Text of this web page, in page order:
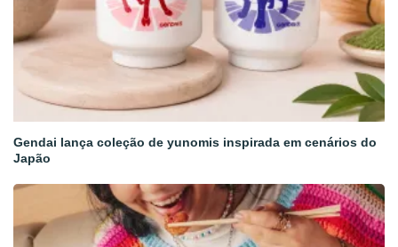
Gendai lança coleção de yunomis inspirada em cenários do
Japão